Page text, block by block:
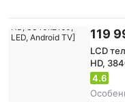
119
LCD
HD,
4.6